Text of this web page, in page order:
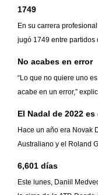
1749
En su carrera
jugó 1749 entre partidos
No acabes en error
“Lo que no quiere uno
acabe en un error,”
El Nadal de 2022
Hace un año era Novak
Australiano y el Roland
6,601 días
Este lunes, Daniil